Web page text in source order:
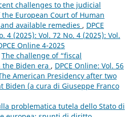
challenges to the judicial
European Court of Human
available remedies , DPCE
4 (2025): Vol. 72 No. 4 (2025): Vol.
Online 4-2025
The challenge of “fiscal
Biden era , DPCE Online: Vol. 56
American Presidency after two
Biden (a cura di Giuseppe Franco
problematica tutela dello Stato di